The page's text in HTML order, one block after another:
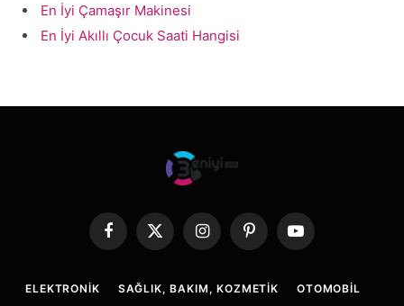
En İyi Çamaşır Makinesi
En İyi Akıllı Çocuk Saati Hangisi
Facebook
X
(Twitter)
InstagramPinterestYouTube
ELEKTRONIK SAĞLIK, BAKIM, KOZMETIK OTOMOBIL